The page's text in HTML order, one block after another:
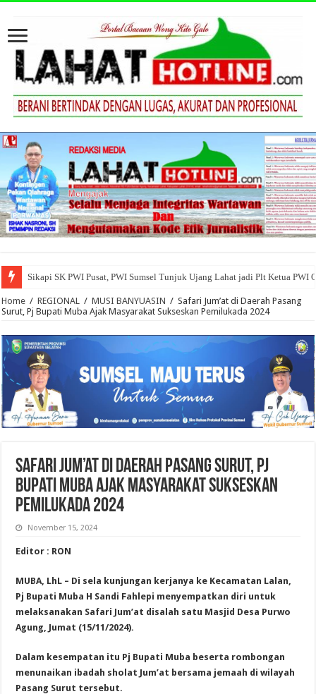
Sikapi SK PWI Pusat, PWI Sumsel Tunjuk Ujang Lahat jadi Plt Ketua PWI
Home / REGIONAL / MUSI BANYUASIN / Safari Jum’at di Daerah Pasang
Surut, Pj Bupati Muba Ajak Masyarakat Sukseskan Pemilukada 2024
Safari Jum’at di Daerah Pasang Surut, Pj
Bupati Muba Ajak Masyarakat Sukseskan
Pemilukada 2024
November 15, 2024
Editor : RON
MUBA, LhL – Di sela kunjungan kerjanya ke Kecamatan Lalan,
Pj Bupati Muba H Sandi Fahlepi menyempatkan diri untuk
melaksanakan Safari Jum’at disalah satu Masjid Desa Purwo
Agung, Jumat (15/11/2024).
Dalam kesempatan itu Pj Bupati Muba beserta rombongan
menunaikan ibadah sholat Jum’at bersama jemaah di wilayah
Pasang Surut tersebut.